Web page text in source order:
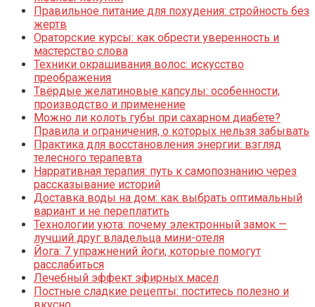
Правильное питание для похудения: стройность без
жертв
Ораторские курсы: как обрести уверенность и
мастерство слова
Техники окрашивания волос: искусство
преображения
Твёрдые желатиновые капсулы: особенности,
производство и применение
Можно ли колоть губы при сахарном диабете?
Правила и ограничения, о которых нельзя забывать
Практика для восстановления энергии: взгляд
телесного терапевта
Нарративная терапия: путь к самопознанию через
рассказывание историй
Доставка воды на дом: как выбрать оптимальный
вариант и не переплатить
Технологии уюта: почему электронный замок —
лучший друг владельца мини-отеля
Йога: 7 упражнений йоги, которые помогут
расслабиться
Лечебный эффект эфирных масел
Постные сладкие рецепты: поститесь полезно и